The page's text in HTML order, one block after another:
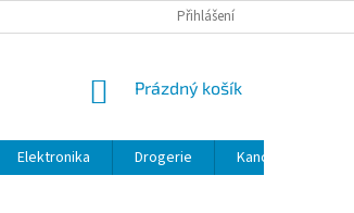
REKLAMACE A VRÁCENÍ ZBOŽÍ
Přihlášení
NÁKUPNÍ
Prázdný košík
Elektronika Drogerie
Kancelářské